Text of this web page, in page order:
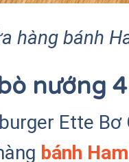
hàng bánh
nướng
Ette
bánh